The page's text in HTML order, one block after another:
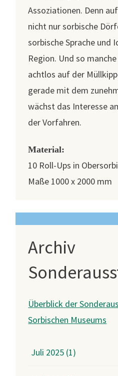
Assoziationen. Denn
nicht nur sorbische
sorbische Sprache und
Region. Und so
achtlos auf der
gerade mit dem
wächst das Interesse
der Vorfahren.
Material:
10 Roll-Ups in
Maße 1000 x 2000 mm
Archiv
Überblick der
Sorbischen Museums
Juli 2025 (1)